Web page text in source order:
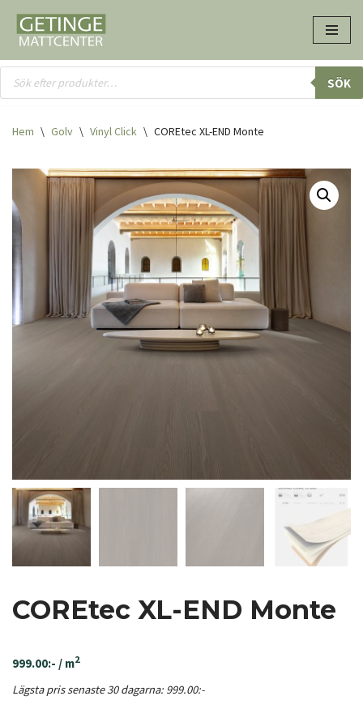
Hoppa
till
innehåll
SÖK
Hem \ Golv \ Vinyl Click \ COREtec XL-END Monte
COREtec XL-END Monte
999.00:- / m2
Lägsta pris senaste 30 dagarna: 999.00:-